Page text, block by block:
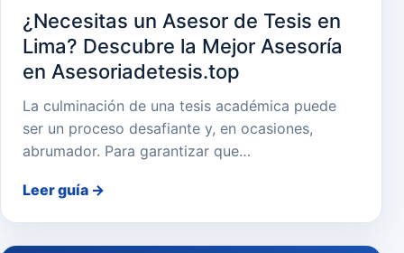
¿Necesitas un Asesor de Tesis en
Lima? Descubre la Mejor Asesoría
en Asesoriadetesis.top
La culminación de una tesis académica puede
ser un proceso desafiante y, en ocasiones,
abrumador. Para garantizar que…
Leer guía →